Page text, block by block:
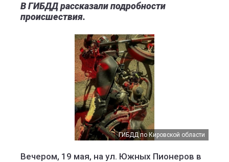
В ГИБДД рассказали подробности
происшествия.
ГИБДД по Кировской области
Вечером, 19 мая, на ул. Южных Пионеров в